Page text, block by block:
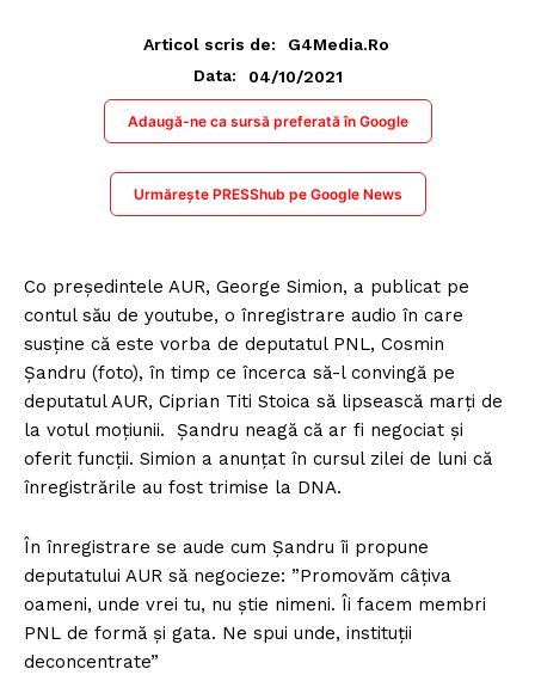
Articol scris de:
G4Media.ro
Data:
04/10/2021
Adaugă-ne ca sursă preferată în Google
Urmărește PRESShub pe Google News
Co președintele AUR, George Simion, a publicat pe
contul său de youtube, o înregistrare audio în care
susține că este vorba de deputatul PNL, Cosmin
Șandru (foto), în timp ce încerca să-l convingă pe
deputatul AUR, Ciprian Titi Stoica să lipsească marți de
la votul moțiunii. Șandru neagă că ar fi negociat și
oferit funcții. Simion a anunțat în cursul zilei de luni că
înregistrările au fost trimise la DNA.
În înregistrare se aude cum Șandru îi propune
deputatului AUR să negocieze: ”Promovăm câțiva
oameni, unde vrei tu, nu știe nimeni. Îi facem membri
PNL de formă și gata. Ne spui unde, instituții
deconcentrate”